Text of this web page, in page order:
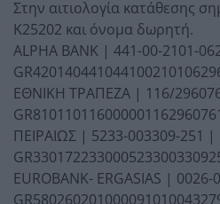
Στην αιτιολογία κατάθεσης
Κ25202 και όνομα δωρητή.
ALPHA BANK | 441-00-2101-
ΕΘΝΙΚΗ ΤΡΑΠΕΖΑ | 116/
ΠΕΙΡΑΙΩΣ | 5233-003309-251 |
EUROBANK- ERGASIAS |